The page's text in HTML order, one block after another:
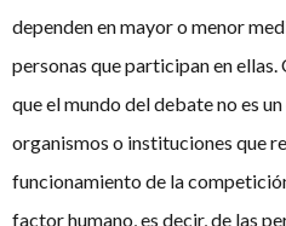
dependen en mayor o menor
personas que participan en
que el mundo del debate no es
organismos o instituciones que
funcionamiento de la
factor humano, es decir, de las